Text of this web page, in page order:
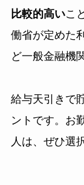
比較的高いこ
働省が定めた
ど一般金融機
給与天引きで
ントです。お
人は、ぜひ選